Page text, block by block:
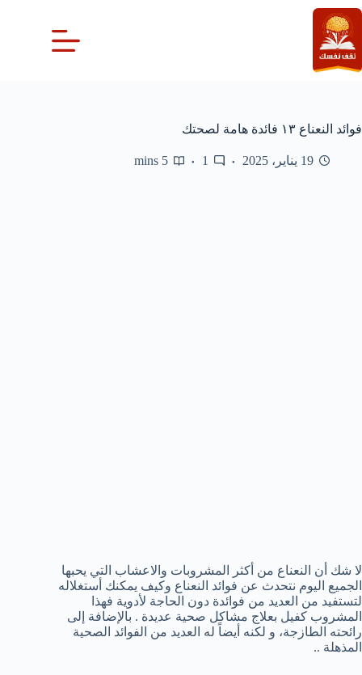
التجاوز
إلى
المحتوى
فوائد النعناع ١٣ فائدة هامة لصحتك
19 يناير، 2025 1
5 mins
لا شك أن النعناع من أكثر المشروبات والاعشاب التي يحبها
الجميع اليوم نتحدث عن فوائد النعناع وكيف يمكنك أستغلاله
لتستفيد من العديد من فوائدة دون الحاجة لأدوية فهذا
المشروب كفيل بعلاج مشاكل صحية عديدة . بالإضافة إلى
رائحته الطازجة، و لكنه أيضاً له العديد من الفوائد الصحية
المذهلة ..